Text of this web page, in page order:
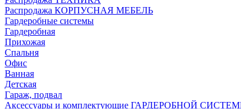
Распродажа КОРПУСНАЯ МЕБЕЛЬ
Гардеробные системы
Гардеробная
Прихожая
Спальня
Офис
Ванная
Детская
Гараж, подвал
Аксессуары и комплектующие ГАРДЕРОБНОЙ